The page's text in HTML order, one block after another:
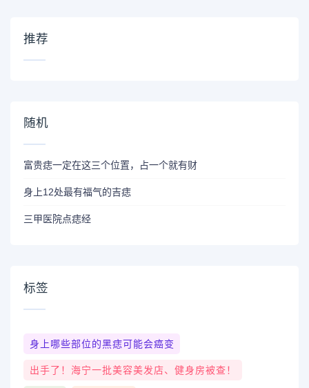
推荐
随机
富贵痣一定在这三个位置，占一个就有财
身上12处最有福气的吉痣
三甲医院点痣经
标签
身上哪些部位的黑痣可能会癌变
出手了！海宁一批美容美发店、健身房被查！